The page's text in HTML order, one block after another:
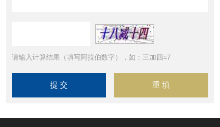
请输入计算结果（填写阿拉伯数字），如：三加四=7